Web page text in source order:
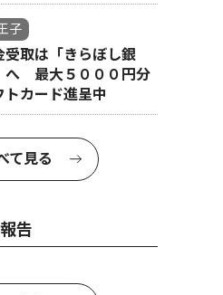
子
受取は「きらぼし銀
へ 最大５０００円分
トカード進呈中
て見る
告